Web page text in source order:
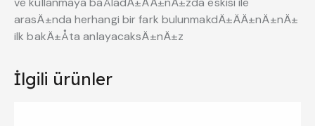
arasÄ±nda herhangi bir fark bulunmakdÄ±ÄÄ±nÄ±nÄ±
ilk bakÄ±Åta anlayacaksÄ±nÄ±z
İlgili ürünler